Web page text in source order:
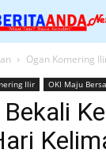
Ogan Komering
Ilir OKI Maju